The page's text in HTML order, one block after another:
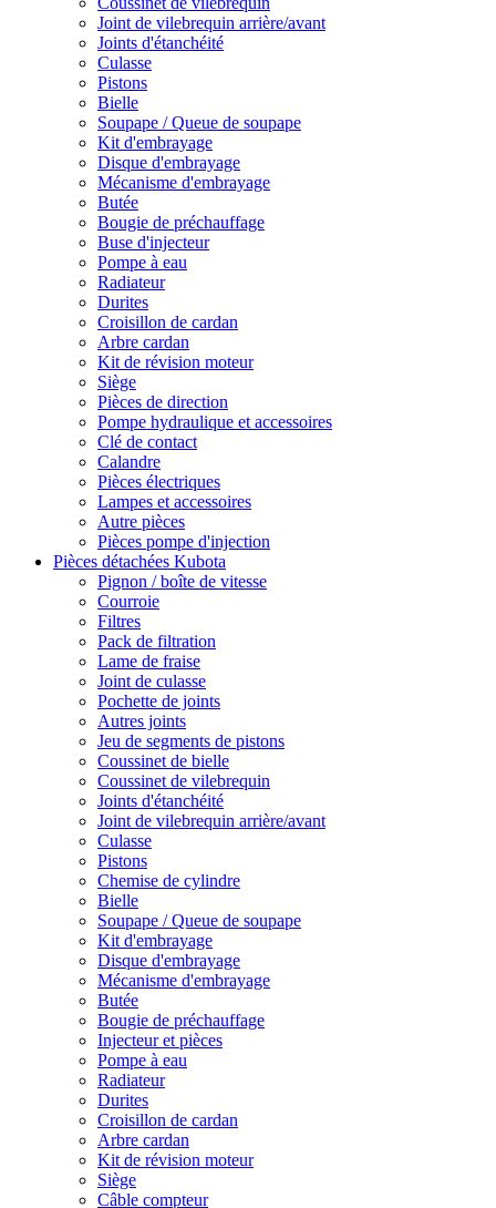
Joint de vilebrequin arrière/avant
Joints d'étanchéité
Culasse
Pistons
Bielle
Soupape / Queue de soupape
Kit d'embrayage
Disque d'embrayage
Mécanisme d'embrayage
Butée
Bougie de préchauffage
Buse d'injecteur
Pompe à eau
Radiateur
Durites
Croisillon de cardan
Arbre cardan
Kit de révision moteur
Siège
Pièces de direction
Pompe hydraulique et accessoires
Clé de contact
Calandre
Pièces électriques
Lampes et accessoires
Autre pièces
Pièces pompe d'injection
Pièces détachées Kubota
Pignon / boîte de vitesse
Courroie
Filtres
Pack de filtration
Lame de fraise
Joint de culasse
Pochette de joints
Autres joints
Jeu de segments de pistons
Coussinet de bielle
Coussinet de vilebrequin
Joints d'étanchéité
Joint de vilebrequin arrière/avant
Culasse
Pistons
Chemise de cylindre
Bielle
Soupape / Queue de soupape
Kit d'embrayage
Disque d'embrayage
Mécanisme d'embrayage
Butée
Bougie de préchauffage
Injecteur et pièces
Pompe à eau
Radiateur
Durites
Croisillon de cardan
Arbre cardan
Kit de révision moteur
Siège
Câble compteur